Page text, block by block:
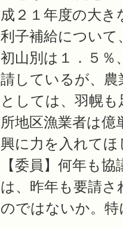
成２１年度の大き
利子補給について
初山別は１．５％
請しているが、農
としては、羽幌
所地区漁業者は億
興に力を入れて
【委員】何年も
は、昨年も要請
のではないか。